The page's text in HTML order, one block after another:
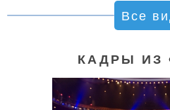
Все
КАДРЫ ИЗ